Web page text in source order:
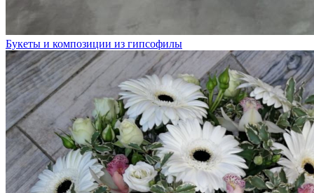
Букеты и композиции из гипсофилы